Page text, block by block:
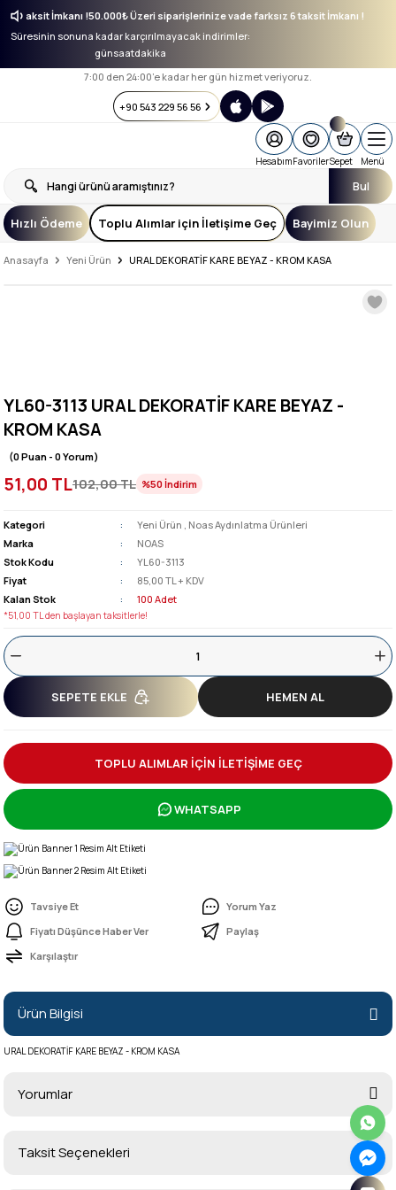
6 taksit İmkanı !50.000₺ Üzeri siparişlerinize vade farksız 6 taksit İmkanı !
Süresinin sonuna kadar karçırılmayacak indirimler:
günsaatdakika
7:00 den 24:00’e kadar her gün hizmet veriyoruz.
+90 543 229 56 56
Bul
HesabımFavorilerSepet Menü
Hızlı Ödeme Toplu Alımlar için İletişime Geç Bayimiz Olun
Anasayfa Yeni Ürün URAL DEKORATİF KARE BEYAZ - KROM KASA
YL60-3113 URAL DEKORATİF KARE BEYAZ -
KROM KASA
(0 Puan - 0 Yorum)
51,00 TL102,00 TL %50İndirim
Kategori Yeni Ürün , Noas Aydınlatma Ürünleri
Marka
NOAS
Stok Kodu
YL60-3113
Fiyat
85,00 TL + KDV
Kalan Stok
100 Adet
*51,00 TL den başlayan taksitlerle!
SEPETE EKLE HEMEN AL
TOPLU ALIMLAR İÇİN İLETİŞİME GEÇ
WHATSAPP
Tavsiye Et
Yorum Yaz
Fiyatı Düşünce Haber Ver
Paylaş
Karşılaştır
Ürün Bilgisi
URAL DEKORATİF KARE BEYAZ - KROM KASA
Yorumlar
Bu ürüne ilk yorumu siz yapın!
Taksit Seçenekleri